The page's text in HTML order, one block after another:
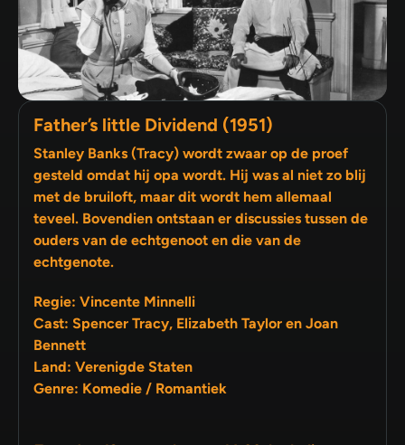
Father’s little Dividend (1951)
Stanley Banks (Tracy) wordt zwaar op de proef
gesteld omdat hij opa wordt. Hij was al niet zo blij
met de bruiloft, maar dit wordt hem allemaal
teveel. Bovendien ontstaan er discussies tussen de
ouders van de echtgenoot en die van de
echtgenote.
Regie: Vincente Minnelli
Cast: Spencer Tracy, Elizabeth Taylor en Joan
Bennett
Land: Verenigde Staten
Genre: Komedie / Romantiek